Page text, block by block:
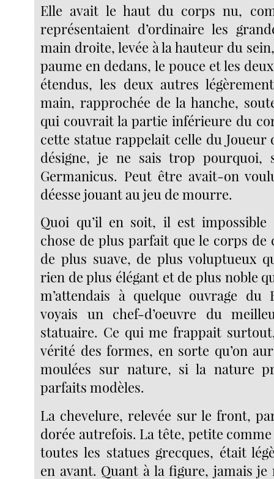
Elle avait le haut du corps nu,
représentaient d’ordinaire les
main droite, levée à la hauteur du
paume en dedans, le pouce et les
étendus, les deux autres
main, rapprochée de la hanche,
qui couvrait la partie inférieure du
cette statue rappelait celle du Joueur
désigne, je ne sais trop pourquoi,
Germanicus. Peut être avait-on
déesse jouant au jeu de mourre.
Quoi qu’il en soit, il est impossible
chose de plus parfait que le corps de
de plus suave, de plus voluptueux
rien de plus élégant et de plus noble
m’attendais à quelque ouvrage du
voyais un chef-d’oeuvre du
statuaire. Ce qui me frappait surtout,
vérité des formes, en sorte qu’on
moulées sur nature, si la nature
parfaits modèles.
La chevelure, relevée sur le front,
dorée autrefois. La tête, petite
toutes les statues grecques, était
en avant. Quant à la figure, jamais